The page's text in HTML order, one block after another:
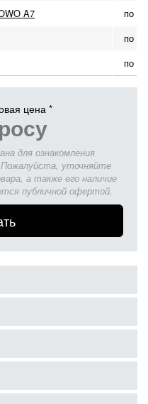
A7
по
по
по
цена *
для ознакомления
уточняйте
а также его наличие
публичной офертой.